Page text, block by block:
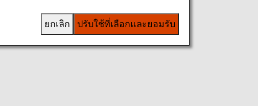
ปรับใช้ที่เลือกและยอมรับ
ยกเลิก